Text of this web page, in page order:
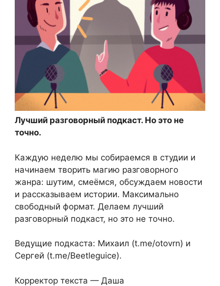
Лучший разговорный подкаст. Но это не
точно.
Каждую неделю мы собираемся в студии и
начинаем творить магию разговорного
жанра: шутим, смеёмся, обсуждаем новости
и рассказываем истории. Максимально
свободный формат. Делаем лучший
разговорный подкаст, но это не точно.
Ведущие подкаста: Михаил (t.me/otovrn) и
Сергей (t.me/Beetleguice).
Корректор текста — Даша